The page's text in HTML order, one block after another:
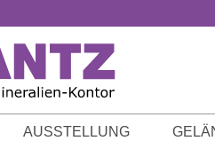
AUSSTELLUNG